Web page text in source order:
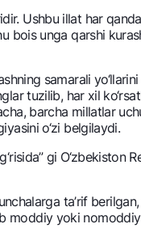
Ushbu illat har
bois unga qarshi
samarali
tuzilib, har xil
barcha millatlar
o‘zi bеlgilaydi.
gi
ta’rif
moddiy yoki